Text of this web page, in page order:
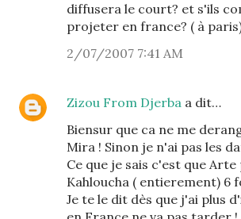
diffusera le court? et s'ils
projeter en france? ( à
2/07/2007 7:41 AM
Zizou From Djerba a dit…
Biensur que ca ne me
Mira ! Sinon je n'ai pas les
Ce que je sais c'est que Arte
Kahloucha ( entierement) 6
Je te le dit dès que j'ai plus